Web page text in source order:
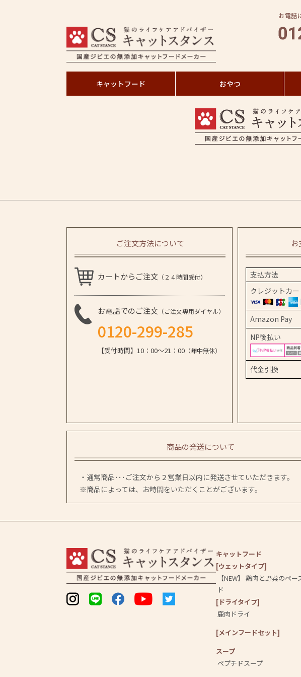
お電話
キャットフード おやつ
ご注文方法について
カートからご注文 （２４時間受付）
お電話でのご注文 （ご注文専用ダイヤル）
0120-299-285
【受付時間】10：00～21：00 （年中無休）
支払方法
クレジットカー
Amazon Pay
NP後払い
代金引換
商品の発送について
・通常商品･･･ご注文から２営業日以内に発送させていただきます。
※商品によっては、お時間をいただくことがございます。
キャットフード
[ウェットタイプ]
【NEW】 鶏肉と野菜のペー
ド
[ドライタイプ]
鹿肉ドライ
[メインフードセット]
スープ
ペプチドスープ